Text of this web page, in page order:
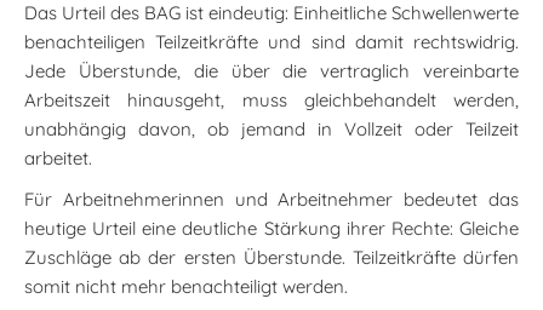
Das Urteil des BAG ist eindeutig: Einheitliche Schwellenwerte
benachteiligen Teilzeitkräfte und sind damit rechtswidrig.
Jede Überstunde, die über die vertraglich vereinbarte
Arbeitszeit hinausgeht, muss gleichbehandelt werden,
unabhängig davon, ob jemand in Vollzeit oder Teilzeit
arbeitet.
Für Arbeitnehmerinnen und Arbeitnehmer bedeutet das
heutige Urteil eine deutliche Stärkung ihrer Rechte: Gleiche
Zuschläge ab der ersten Überstunde. Teilzeitkräfte dürfen
somit nicht mehr benachteiligt werden.